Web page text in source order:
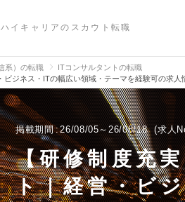
イキャリアのスカウト転職
系）の転職
ITコンサルタントの転職
ビジネス・ITの幅広い領域・テーマを経験可の求人
掲載期間 26/08/05～26/08/18 求人
【研修制度充
ト｜経営・ビ